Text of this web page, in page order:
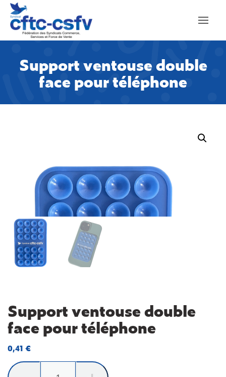
Support ventouse double
face pour téléphone
Support ventouse double
face pour téléphone
0,41 €